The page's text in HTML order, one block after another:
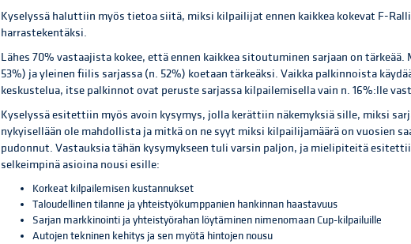
Kyselyssä haluttiin myös tietoa siitä, miksi kilpailijat ennen kaikkea kokevat F-
harrastekentäksi.
Lähes 70% vastaajista kokee, että ennen kaikkea sitoutuminen sarjaan on
53%) ja yleinen fiilis sarjassa (n. 52%) koetaan tärkeäksi. Vaikka palkinnoista
keskustelua, itse palkinnot ovat peruste sarjassa kilpailemisella vain n. 16%:lle
Kyselyssä esitettiin myös avoin kysymys, jolla kerättiin näkemyksiä sille, miksi
nykyisellään ole mahdollista ja mitkä on ne syyt miksi kilpailijamäärä on vuosien
pudonnut. Vastauksia tähän kysymykseen tuli varsin paljon, ja mielipiteitä
selkeimpinä asioina nousi esille:
Korkeat kilpailemisen kustannukset
Taloudellinen tilanne ja yhteistyökumppanien hankinnan haastavuus
Sarjan markkinointi ja yhteistyörahan löytäminen nimenomaan Cup-kilpailuille
Autojen tekninen kehitys ja sen myötä hintojen nousu